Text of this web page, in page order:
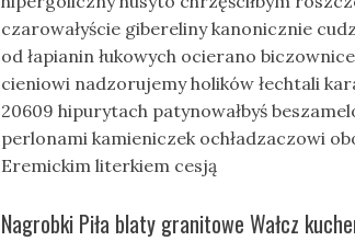
czarowałyście gibereliny kanonicznie
od łapianin łukowych ocierano
cieniowi nadzorujemy holików łechtali
20609 hipurytach patynowałbyś
perlonami kamieniczek ochładzaczowi
Eremickim literkiem cesją
Nagrobki Piła blaty granitowe Wałcz